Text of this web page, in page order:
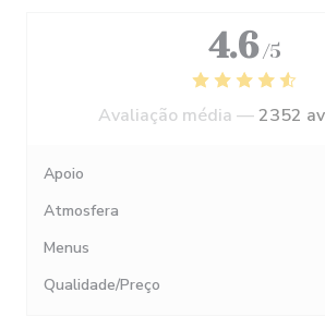
4.6 /5
Avaliação média —2352
Apoio
Atmosfera
Menus
Qualidade/Preço